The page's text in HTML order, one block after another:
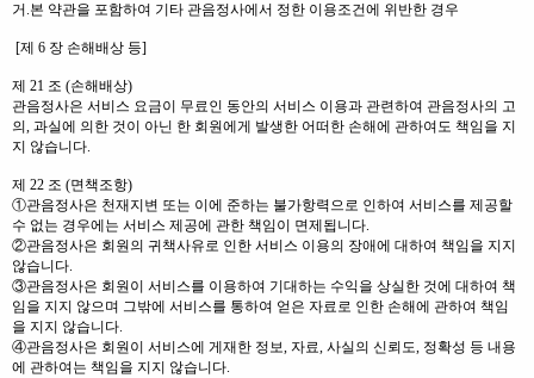
거.본 약관을 포함하여 기타 관음정사에서 정한 이용조건에 위반한 경우
[제 6 장 손해배상 등]
제 21 조 (손해배상)
관음정사은 서비스 요금이 무료인 동안의 서비스 이용과 관련하여 관음정사의 고
의, 과실에 의한 것이 아닌 한 회원에게 발생한 어떠한 손해에 관하여도 책임을 지
지 않습니다.
제 22 조 (면책조항)
①관음정사은 천재지변 또는 이에 준하는 불가항력으로 인하여 서비스를 제공할
수 없는 경우에는 서비스 제공에 관한 책임이 면제됩니다.
②관음정사은 회원의 귀책사유로 인한 서비스 이용의 장애에 대하여 책임을 지지
않습니다.
③관음정사은 회원이 서비스를 이용하여 기대하는 수익을 상실한 것에 대하여 책
임을 지지 않으며 그밖에 서비스를 통하여 얻은 자료로 인한 손해에 관하여 책임
을 지지 않습니다.
④관음정사은 회원이 서비스에 게재한 정보, 자료, 사실의 신뢰도, 정확성 등 내용
에 관하여는 책임을 지지 않습니다.